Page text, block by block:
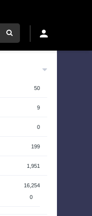
50
9
0
199
1,951
16,254
0